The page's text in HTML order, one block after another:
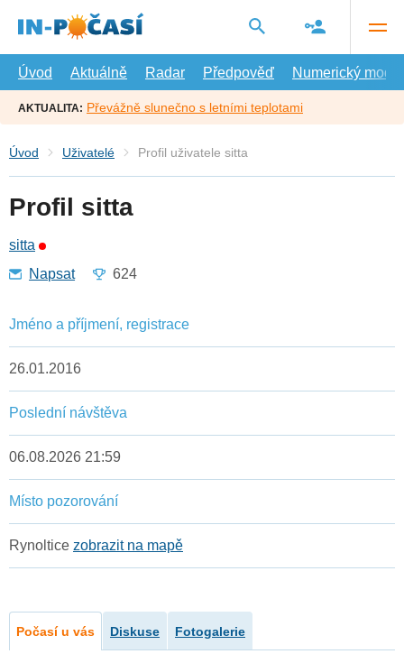
hlavní
Úvod
Aktuálně Radar Předpověď Numerický model
AKTUALITA: Převážně slunečno s letními teplotami
Úvod Uživatelé Profil uživatele sitta
Profil sitta
sitta
Napsat
624
Jméno a příjmení, registrace
26.01.2016
Poslední návštěva
06.08.2026 21:59
Místo pozorování
Rynoltice zobrazit na mapě
Počasí u vás Diskuse Fotogalerie